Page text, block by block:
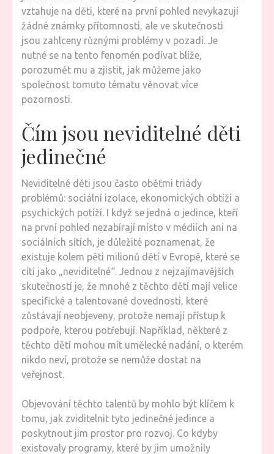
vztahuje na děti, které na první pohled nevykazují
žádné známky přítomnosti, ale ve skutečnosti
jsou zahlceny různými problémy v pozadí. Je
nutné se na tento fenomén podívat blíže,
porozumět mu a zjistit, jak můžeme jako
společnost tomuto tématu věnovat více
pozornosti.
Čím jsou neviditelné děti
jedinečné
Neviditelné děti jsou často oběťmi triády
problémů: sociální izolace, ekonomických obtíží a
psychických potíží. I když se jedná o jedince, kteří
na první pohled nezabírají místo v médiích ani na
sociálních sítích, je důležité poznamenat, že
existuje kolem pěti milionů dětí v Evropě, které se
cítí jako „neviditelné“. Jednou z nejzajímavějších
skutečností je, že mnohé z těchto dětí mají velice
specifické a talentované dovednosti, které
zůstávají neobjeveny, protože nemají přístup k
podpoře, kterou potřebují. Například, některé z
těchto dětí mohou mít umělecké nadání, o kterém
nikdo neví, protože se nemůže dostat na
veřejnost.
Objevování těchto talentů by mohlo být klíčem k
tomu, jak zviditelnit tyto jedinečné jedince a
poskytnout jim prostor pro rozvoj. Co kdyby
existovaly programy, které by jim umožnily